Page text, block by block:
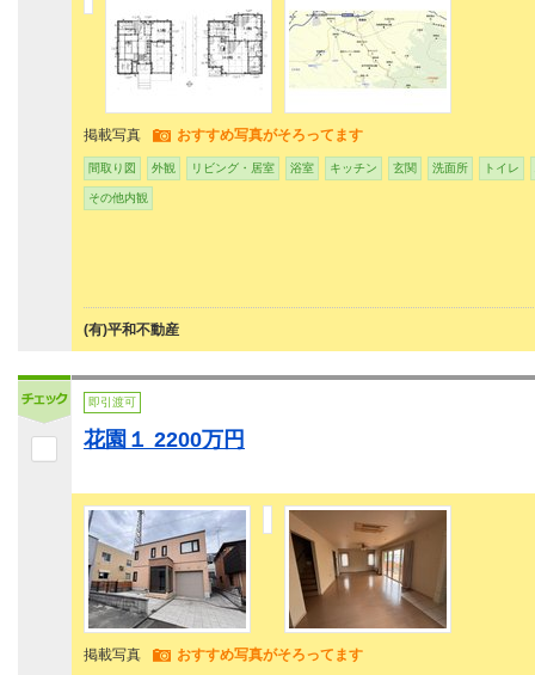
掲載写真 おすすめ写真がそろってます
間取り図 外観 リビング・居室 浴室 キッチン 玄関 洗面所 トイレ
その他内観
(有)平和不動産
即引渡可
花園１ 2200万円
掲載写真 おすすめ写真がそろってます